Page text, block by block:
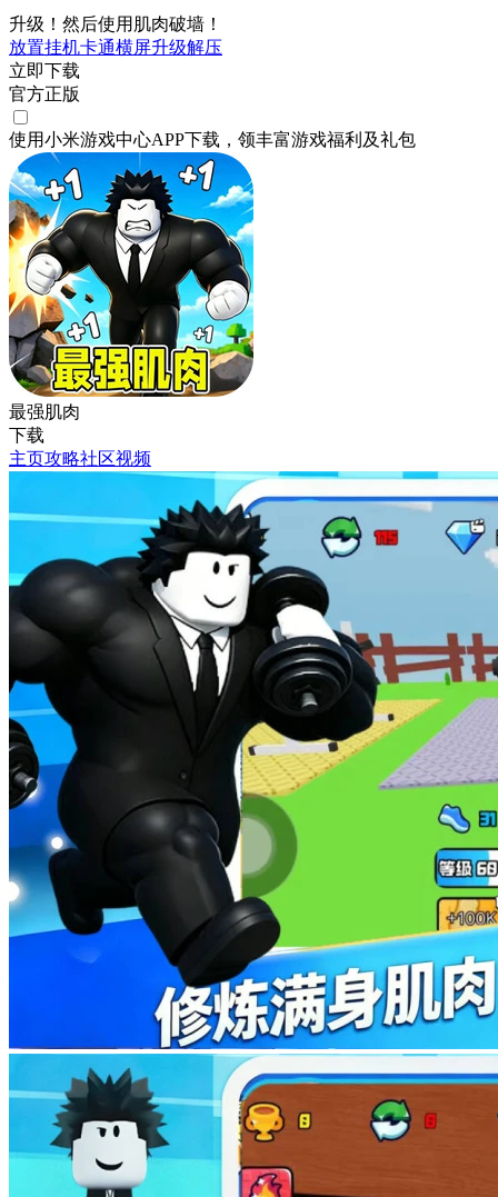
升级！然后使用肌肉破墙！
放置挂机卡通横屏升级解压
立即下载
官方正版
使用小米游戏中心APP下载 ，领丰富游戏福利 及礼包
最强肌肉
下载
主页攻略社区视频